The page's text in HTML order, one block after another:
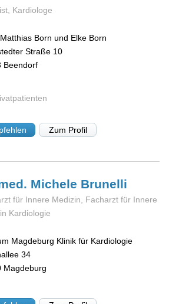
Kardiologe
Born und Elke Born
Straße 10
Beendorf
Zum Profil
Michele Brunelli
für Innere Medizin, Facharzt für Innere
Kardiologie
Magdeburg Klinik für Kardiologie
34
Magdeburg